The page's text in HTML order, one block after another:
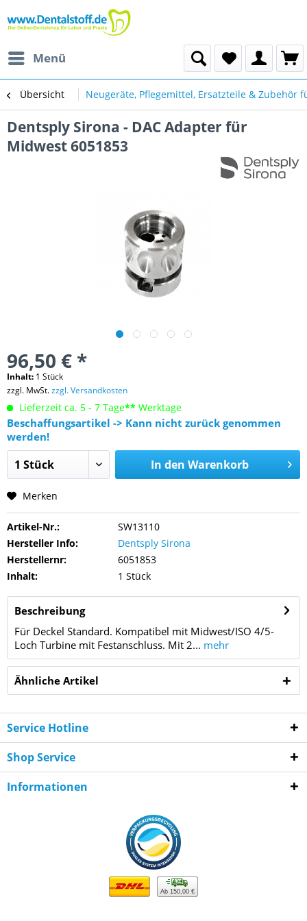
Menü
Übersicht Neugeräte, Pflegemittel, Ersatzteile & Zubehör
Dentsply Sirona - DAC Adapter für
Midwest 6051853
96,50 € *
Inhalt: 1 Stück
zzgl. MwSt.zzgl. Versandkosten
Lieferzeit ca. 5 - 7 Tage** Werktage
Beschaffungsartikel -> Kann nicht zurück genommen
werden!
In den Warenkorb
Merken
Artikel-Nr.:
SW13110
Hersteller Info:
Dentsply Sirona
Herstellernr:
6051853
Inhalt:
1 Stück
Beschreibung
Für Deckel Standard. Kompatibel mit Midwest/ISO 4/5-
Loch Turbine mit Festanschluss. Mit 2... mehr
Ähnliche Artikel
Service Hotline
Shop Service
Informationen
Ab 150,00 €